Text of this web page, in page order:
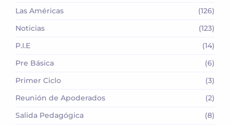
Las Américas
(126)
Noticias
(123)
P.I.E
(14)
Pre Básica
(6)
Primer Ciclo
(3)
Reunión de Apoderados
(2)
Salida Pedagógica
(8)